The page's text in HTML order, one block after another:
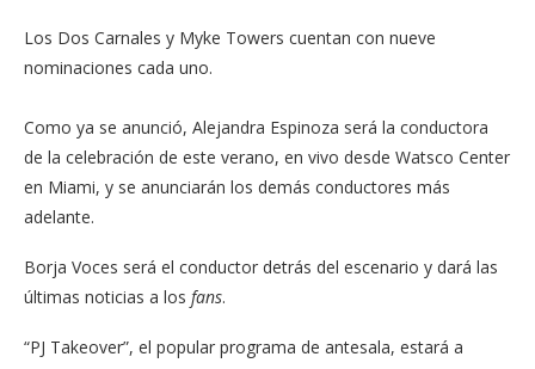
Los Dos Carnales y Myke Towers cuentan con nueve
nominaciones cada uno.
Como ya se anunció, Alejandra Espinoza será la conductora
de la celebración de este verano, en vivo desde Watsco Center
en Miami, y se anunciarán los demás conductores más
adelante.
Borja Voces será el conductor detrás del escenario y dará las
últimas noticias a los fans.
“PJ Takeover”, el popular programa de antesala, estará a